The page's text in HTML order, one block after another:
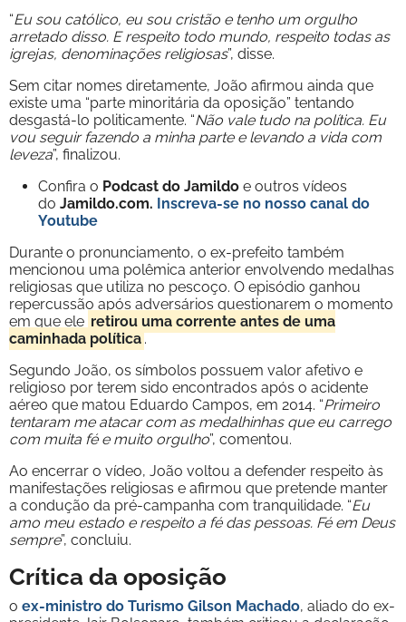
“Eu sou católico, eu sou cristão e tenho um orgulho
arretado disso. E respeito todo mundo, respeito todas as
igrejas, denominações religiosas”, disse.
Sem citar nomes diretamente, João afirmou ainda que
existe uma “parte minoritária da oposição” tentando
desgastá-lo politicamente. “Não vale tudo na política. Eu
vou seguir fazendo a minha parte e levando a vida com
leveza”, finalizou.
Confira o Podcast do Jamildo e outros vídeos
do Jamildo.com. Inscreva-se no nosso canal do
Youtube
Durante o pronunciamento, o ex-prefeito também
mencionou uma polêmica anterior envolvendo medalhas
religiosas que utiliza no pescoço. O episódio ganhou
repercussão após adversários questionarem o momento
em que ele retirou uma corrente antes de uma
caminhada política.
Segundo João, os símbolos possuem valor afetivo e
religioso por terem sido encontrados após o acidente
aéreo que matou Eduardo Campos, em 2014. “Primeiro
tentaram me atacar com as medalhinhas que eu carrego
com muita fé e muito orgulho”, comentou.
Ao encerrar o vídeo, João voltou a defender respeito às
manifestações religiosas e afirmou que pretende manter
a condução da pré-campanha com tranquilidade. “Eu
amo meu estado e respeito a fé das pessoas. Fé em Deus
sempre”, concluiu.
Crítica da oposição
o ex-ministro do Turismo Gilson Machado, aliado do ex-